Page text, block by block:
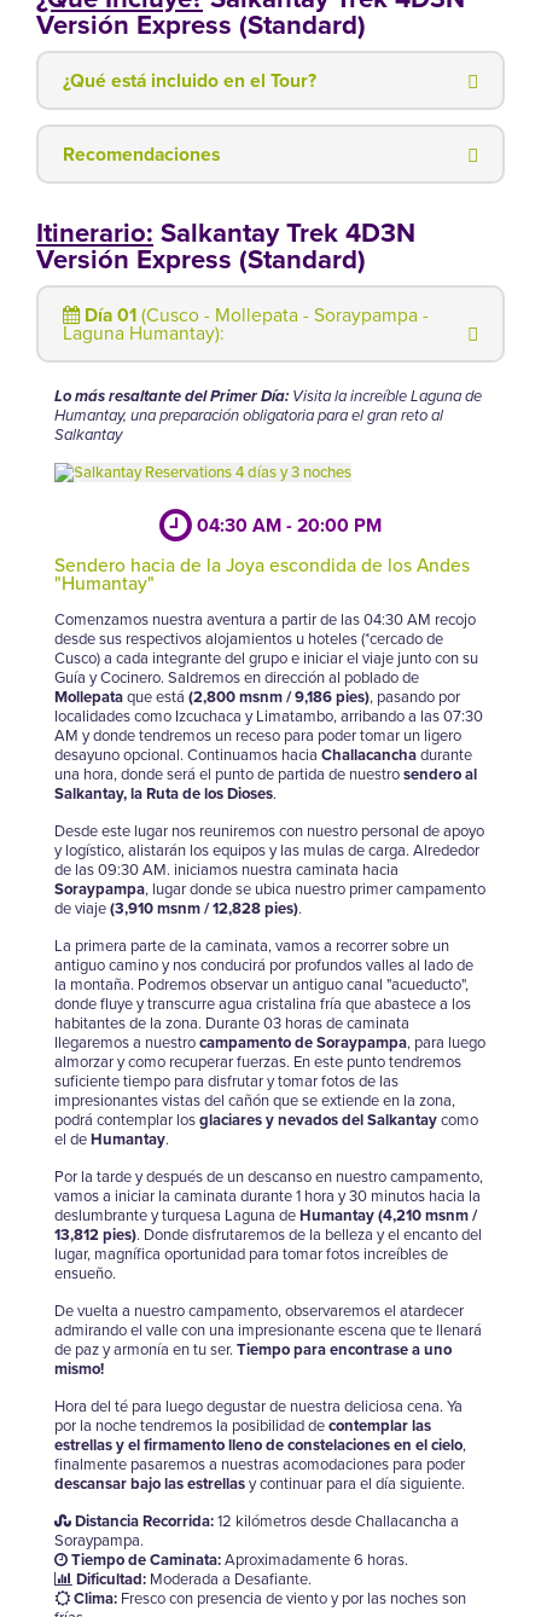
Versión Express (Standard)
¿Qué está incluido en el Tour?
Recomendaciones
Itinerario: Salkantay Trek 4D3N
Versión Express (Standard)
Día 01(Cusco - Mollepata - Soraypampa -
Laguna Humantay):
Lo más resaltante del Primer Día: Visita la increíble Laguna de
Humantay, una preparación obligatoria para el gran reto al
Salkantay
04:30 AM - 20:00 PM
Sendero hacia de la Joya escondida de los Andes
"Humantay"
Comenzamos nuestra aventura a partir de las 04:30 AM recojo
desde sus respectivos alojamientos u hoteles (*cercado de
Cusco) a cada integrante del grupo e iniciar el viaje junto con su
Guía y Cocinero. Saldremos en dirección al poblado de
Mollepataque está (2,800 msnm / 9,186 pies), pasando por
localidades como Izcuchaca y Limatambo, arribando a las 07:30
AM y donde tendremos un receso para poder tomar un ligero
desayuno opcional. Continuamos hacia Challacanchadurante
una hora, donde será el punto de partida de nuestrosendero al
Salkantay, la Ruta de los Dioses.
Desde este lugar nos reuniremos con nuestro personal de apoyo
y logístico, alistarán los equipos y las mulas de carga. Alrededor
de las 09:30 AM. iniciamos nuestra caminata hacia
Soraypampa, lugar donde se ubica nuestro primer campamento
de viaje(3,910 msnm / 12,828 pies).
La primera parte de la caminata, vamos a recorrer sobre un
antiguo camino y nos conducirá por profundos valles al lado de
la montaña. Podremos observar un antiguo canal "acueducto",
donde fluye y transcurre agua cristalina fría que abastece a los
habitantes de la zona. Durante 03 horas de caminata
llegaremos a nuestrocampamento de Soraypampa, para luego
almorzar y como recuperar fuerzas. En este punto tendremos
suficiente tiempo para disfrutar y tomar fotos de las
impresionantes vistas del cañón que se extiende en la zona,
podrá contemplar losglaciares y nevados del Salkantaycomo
el deHumantay.
Por la tarde y después de un descanso en nuestro campamento,
vamos a iniciar la caminata durante 1 hora y 30 minutos hacia la
deslumbrante y turquesa Laguna deHumantay (4,210 msnm /
13,812 pies). Donde disfrutaremos de la belleza y el encanto del
lugar, magnífica oportunidad para tomar fotos increíbles de
ensueño.
De vuelta a nuestro campamento, observaremos el atardecer
admirando el valle con una impresionante escena que te llenará
de paz y armonía en tu ser. Tiempo para encontrase a uno
mismo!
Hora del té para luego degustar de nuestra deliciosa cena. Ya
por la noche tendremos la posibilidad decontemplar las
estrellas y el firmamento lleno de constelaciones en el cielo,
finalmente pasaremos a nuestras acomodaciones para poder
descansar bajo las estrellasy continuar para el día siguiente.
Distancia Recorrida:12 kilómetros desde Challacancha a
Soraypampa.
Tiempo de Caminata:Aproximadamente 6 horas.
Dificultad: Moderada a Desafiante.
Clima: Fresco con presencia de viento y por las noches son